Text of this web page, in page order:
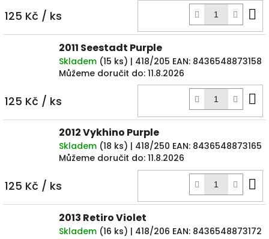
125 Kč / ks
2011 Seestadt Purple
Skladem (15 ks) | 418/205 EAN: 8436548873158
Můžeme doručit do: 11.8.2026
125 Kč / ks
2012 Vykhino Purple
Skladem (18 ks) | 418/250 EAN: 8436548873165
Můžeme doručit do: 11.8.2026
125 Kč / ks
2013 Retiro Violet
Skladem (16 ks) | 418/206 EAN: 8436548873172